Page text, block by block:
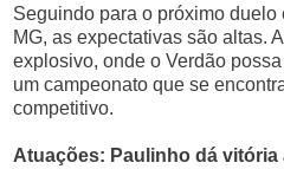
Seguindo para o próximo duelo
MG, as expectativas são altas.
explosivo, onde o Verdão
um campeonato que se
competitivo.
Atuações: Paulinho dá vitória